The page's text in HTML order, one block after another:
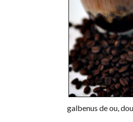
galbenus de ou,